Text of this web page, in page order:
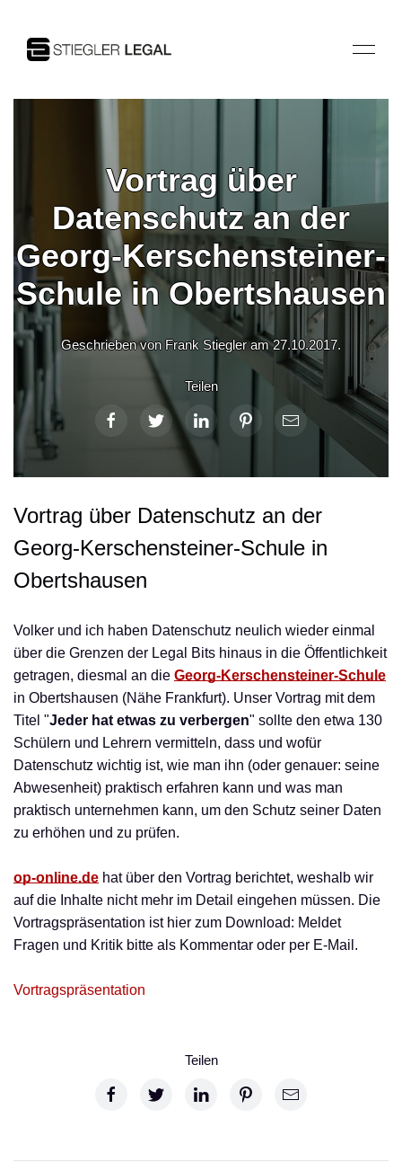
Vortrag über
Datenschutz an der
Georg-Kerschensteiner-
Schule in Obertshausen
Geschrieben von Frank Stiegler am27.10.2017.
Teilen
Vortrag über Datenschutz an der
Georg-Kerschensteiner-Schule in
Obertshausen
Volker und ich haben Datenschutz neulich wieder einmal
über die Grenzen der Legal Bits hinaus in die Öffentlichkeit
getragen, diesmal an die Georg-Kerschensteiner-Schule
in Obertshausen (Nähe Frankfurt). Unser Vortrag mit dem
Titel "Jeder hat etwas zu verbergen" sollte den etwa 130
Schülern und Lehrern vermitteln, dass und wofür
Datenschutz wichtig ist, wie man ihn (oder genauer: seine
Abwesenheit) praktisch erfahren kann und was man
praktisch unternehmen kann, um den Schutz seiner Daten
zu erhöhen und zu prüfen.
op-online.de hat über den Vortrag berichtet, weshalb wir
auf die Inhalte nicht mehr im Detail eingehen müssen. Die
Vortragspräsentation ist hier zum Download: Meldet
Fragen und Kritik bitte als Kommentar oder per E-Mail.
Vortragspräsentation
Teilen